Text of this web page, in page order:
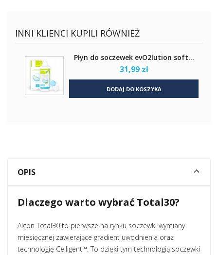
INNI KLIENCI KUPILI RÓWNIEŻ
Płyn do soczewek evO2lution soft...
31,99 zł
DODAJ DO KOSZYKA
OPIS
Dlaczego warto wybrać Total30?
Alcon Total30 to pierwsze na rynku soczewki wymiany
miesięcznej zawierające gradient uwodnienia oraz
technologię Celligent™. To dzięki tym technologią soczewki